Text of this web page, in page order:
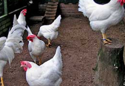
находятся в клеточных батареях.
позволяют более рационально
и получать в 3-4 раза больше
способе содержания. В
поддерживаются оптимальные
режим, что обеспечивает более
поголовья и яйценоскость […]